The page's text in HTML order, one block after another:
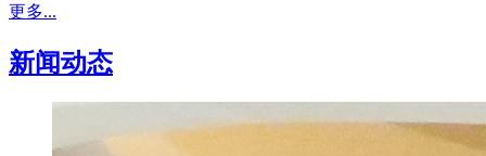
更多...
新闻动态